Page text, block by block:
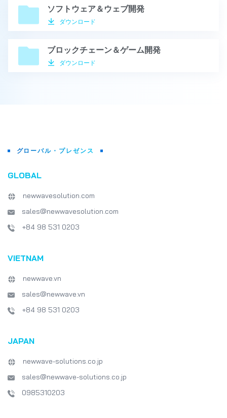
ソフトウェア＆ウェブ開発
ダウンロード
ブロックチェーン＆ゲーム開発
ダウンロード
グローバル・プレゼンス
GLOBAL
newwavesolution.com
sales@newwavesolution.com
+84 98 531 0203
VIETNAM
newwave.vn
sales@newwave.vn
+84 98 531 0203
JAPAN
newwave-solutions.co.jp
sales@newwave-solutions.co.jp
0985310203